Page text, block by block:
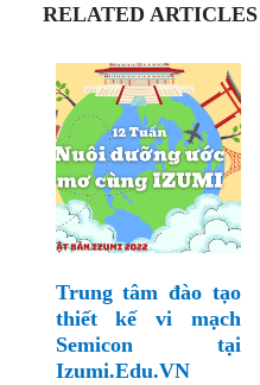
RELATED ARTICLES
Trung tâm đào tạo
thiết kế vi mạch
Semicon tại
Izumi.Edu.VN